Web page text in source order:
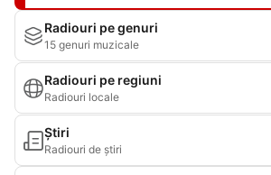
Radiouri pe genuri
15 genuri muzicale
Radiouri pe regiuni
Radiouri locale
Știri
Radiouri de știri